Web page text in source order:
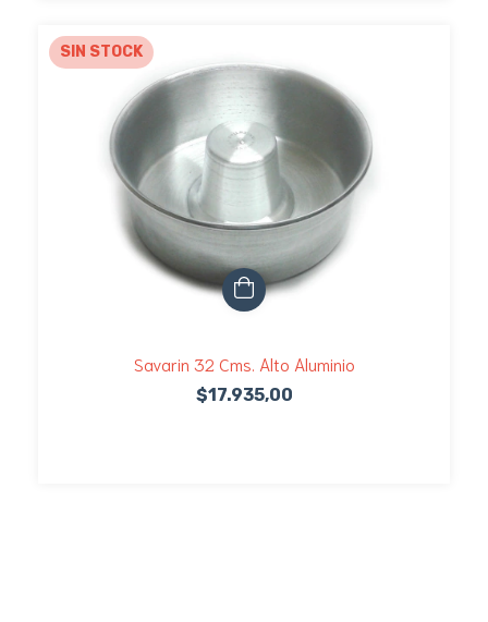
SIN STOCK
Savarin 32 Cms. Alto Aluminio
$17.935,00